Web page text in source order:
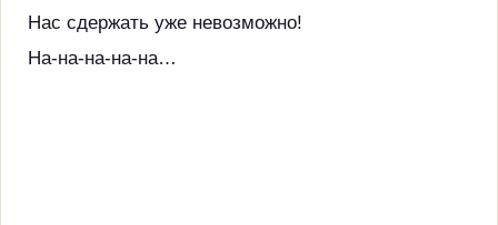
Нас сдержать уже невозможно!
На-на-на-на-на…